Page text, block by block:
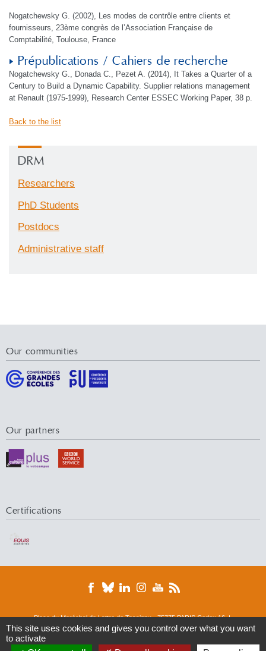
Nogatchewsky G. (2002), Les modes de contrôle entre clients et
fournisseurs, 23ème congrès de l’Association Française de
Comptabilité, Toulouse, France
Prépublications / Cahiers de recherche
Nogatchewsky G., Donada C., Pezet A. (2014), It Takes a Quarter of a
Century to Build a Dynamic Capability. Supplier relations management
at Renault (1975-1999), Research Center ESSEC Working Paper, 38 p.
Back to the list
DRM
Researchers
PhD Students
Postdocs
Administrative staff
Our communities
Our partners
Certifications
Place du Maréchal de Lattre de Tassigny - 75775 PARIS Cedex 16 |
Tél. : 01 44 05 44 05 | Fax : 01 44 05 49 49
© 2016 Université Paris-Dauphine
This site uses cookies and gives you control over what you want
to activate